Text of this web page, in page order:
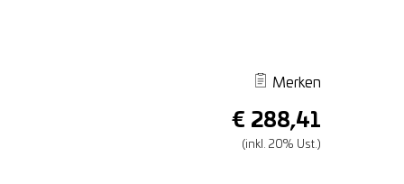
Merken
€ 288,41
(inkl. 20% Ust.)